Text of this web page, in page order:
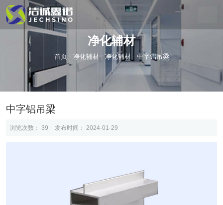
净化辅材
首页 - 净化辅材 -净化辅材 - 中字铝吊梁
中字铝吊梁
浏览次数： 39 发布时间： 2024-01-29